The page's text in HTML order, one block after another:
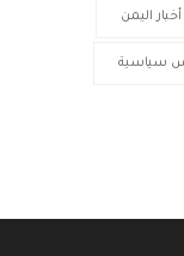
أخبار اليمن
سياسية